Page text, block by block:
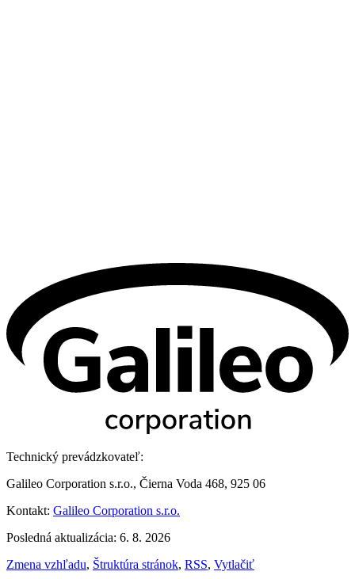
Technický prevádzkovateľ:
Galileo Corporation s.r.o., Čierna Voda 468, 925 06
Kontakt: Galileo Corporation s.r.o.
Posledná aktualizácia: 6. 8. 2026
Zmena vzhľadu, Štruktúra stránok, RSS, Vytlačiť